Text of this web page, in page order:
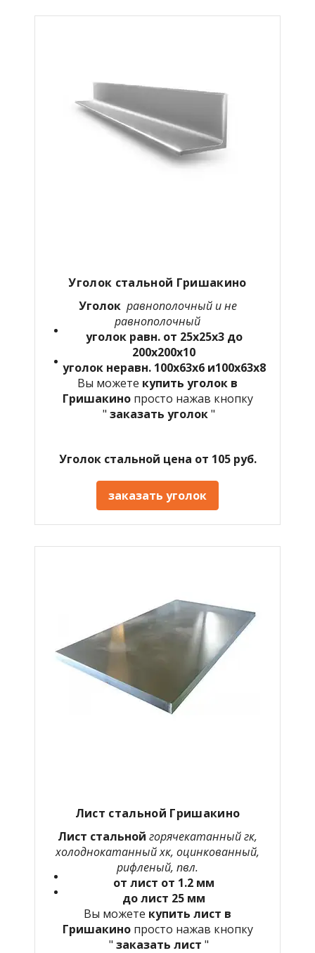
Уголок стальной Гришакино
Уголок равнополочный и не
равнополочный
уголок равн. от 25х25х3 до
200х200х10
уголок неравн. 100х63х6 и100х63х8
Вы можете купить уголок в
Гришакино просто нажав кнопку
" заказать уголок"
Уголок стальной цена от 105 руб.
заказать уголок
Лист стальной Гришакино
Лист стальной горячекатанный гк,
холоднокатанный хк, оцинкованный,
рифленый, пвл.
от лист от 1.2 мм
до лист 25 мм
Вы можете купить лист в
Гришакино просто нажав кнопку
" заказать лист "